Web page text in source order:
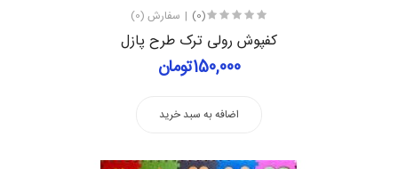
(0) سفارش (0)
کفپوش رولی ترک طرح پازل
150,000تومان
اضافه به سبد خرید